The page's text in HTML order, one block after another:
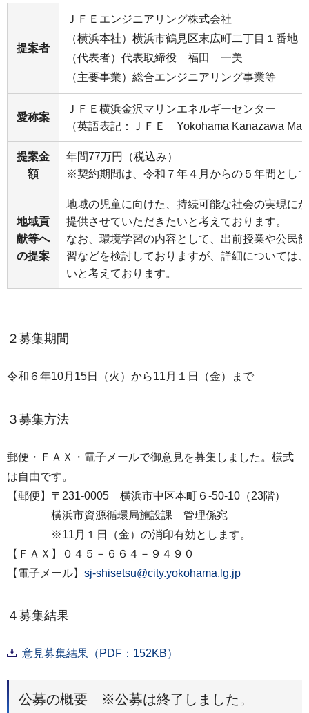
提案者
ＪＦＥエンジニアリング株式会社
（横浜本社）横浜市鶴見区末広町二丁目１番地
（代表者）代表取締役 福田 一美
（主要事業）総合エンジニアリング事業等
愛称案
ＪＦＥ横浜金沢マリンエネルギーセンター
（英語表記：ＪＦＥ Yokohama Kanazawa
提案金
額
年間77万円（税込み）
※契約期間は、令和７年４月からの５年間とし
地域貢
献等へ
の提案
地域の児童に向けた、持続可能な社会の実現に
提供させていただきたいと考えております。
なお、環境学習の内容として、出前授業や公民
習などを検討しておりますが、詳細については
いと考えております。
２募集期間
令和６年10月15日（火）から11月１日（金）まで
３募集方法
郵便・ＦＡＸ・電子メールで御意見を募集しました。様式
は自由です。
【郵便】〒231-0005 横浜市中区本町６-50-10（23階）
横浜市資源循環局施設課 管理係宛
※11月１日（金）の消印有効とします。
【ＦＡＸ】０４５－６６４－９４９０
【電子メール】 sj-shisetsu@city.yokohama.lg.jp
４募集結果
意見募集結果（PDF：152KB）
公募の概要 ※公募は終了しました。